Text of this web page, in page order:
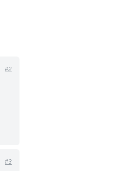
#2
#3